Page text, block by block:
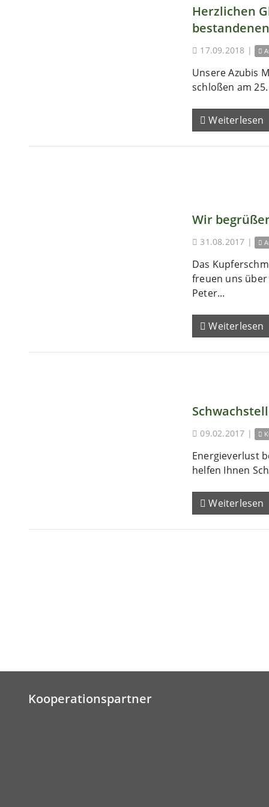
Herzlichen
17.09.2018 |
Unsere Azubis
schloßen am
Weiterlesen
Wir
31.08.2017 |
Das
freuen uns
Peter...
Weiterlesen
09.02.2017 |
Energieverlust
helfen Ihnen
Weiterlesen
Kooperationspartner